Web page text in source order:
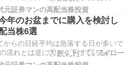
一部のAI・半導体株が中心で、今ま
た高配当株は反発に転じる銘柄も多
り、雰囲気が変わってきています。た
場は上げるにしても下げるにしても
…
元証券マンの高配当株投資
年のお盆までに購入を検討し
当株6選
からの日経平均は急落する日が多いで
流れとは逆に大きく下げているのは
が中心で、今まで低迷していた高配